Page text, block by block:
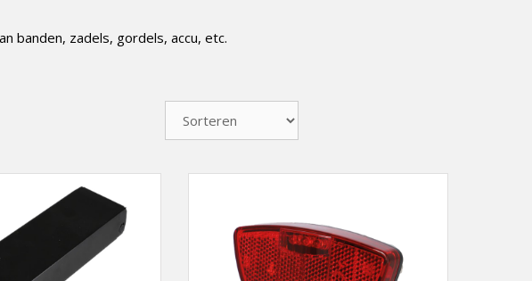
banden, zadels, gordels, accu, etc.